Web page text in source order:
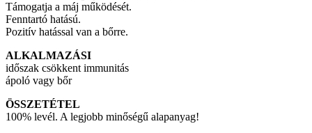
Támogatja a máj működését.
Fenntartó hatású.
Pozitív hatással van a bőrre.
ALKALMAZÁSI
időszak csökkent immunitás
ápoló vagy bőr
ÖSSZETÉTEL
100% levél. A legjobb minőségű alapanyag!